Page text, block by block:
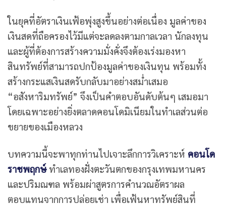
ในยุคที่อัตราเงินเฟ้อพุ่งสูงขึ้นอย่างต่อเนื่อง มูลค่าของ
เงินสดที่ถือครองไว้มีแต่จะลดลงตามกาลเวลา นักลงทุน
และผู้ที่ต้องการสร้างความมั่งคั่งจึงต้องเร่งมองหา
สินทรัพย์ที่สามารถปกป้องมูลค่าของเงินทุน พร้อมทั้ง
สร้างกระแสเงินสดรับกลับมาอย่างสม่ำเสมอ
“อสังหาริมทรัพย์” จึงเป็นคำตอบอันดับต้นๆ เสมอมา
โดยเฉพาะอย่างยิ่งตลาดคอนโดมิเนียมในทำเลส่วนต่อ
ขยายของเมืองหลวง
บทความนี้จะพาทุกท่านไปเจาะลึกการวิเคราะห์ คอนโด
ราชพฤกษ์ทำเลทองฝั่งตะวันตกของกรุงเทพมหานคร
และปริมณฑล พร้อมผ่าสูตรการคำนวณอัตราผล
ตอบแทนจากการปล่อยเช่า เพื่อเฟ้นหาทรัพย์สินที่